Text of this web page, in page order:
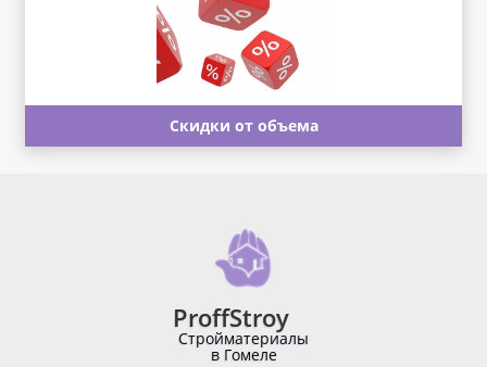
Скидки от объема
ProffStroy
Стройматериалы
в Гомеле